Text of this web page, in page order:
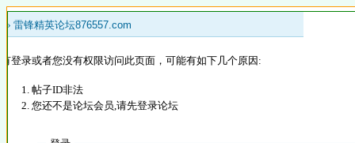
» 雷锋精英论坛876557.com
登录或者您没有权限访问此页面，可能有如下几个原因:
帖子ID非法
您还不是论坛会员,请先登录论坛